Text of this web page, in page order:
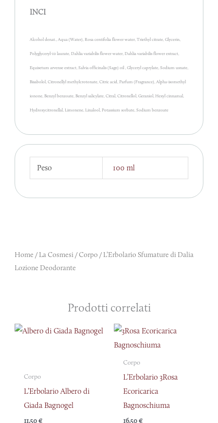
INCI
Alcohol denat., Aqua (Water), Rosa centifolia flower water, Triethyl citrate, Glycerin,
Polyglyceryl-10 laurate, Dahlia variabilis flower water, Dahlia variabilis flower extract,
Equisetum arvense extract, Salvia officinalis (Sage) oil , Glyceryl caprylate, Sodium usnate,
Bisabolol, Citronellyl methylcrotonate, Citric acid, Parfum (Fragrance), Alpha-isomethyl
ionone, Benzyl benzoate, Benzyl salicylate, Citral, Citronellol, Geraniol, Hexyl cinnamal,
Hydroxycitronellal, Limonene, Linalool, Potassium sorbate, Sodium benzoate
Peso 100 ml
Home /La Cosmesi /Corpo / L’Erbolario Sfumature di Dalia
Lozione Deodorante
Prodotti correlati
Corpo
L’Erbolario Albero di
Giada Bagnogel
11,50€
Corpo
L’Erbolario 3Rosa
Ecoricarica
Bagnoschiuma
16,50€